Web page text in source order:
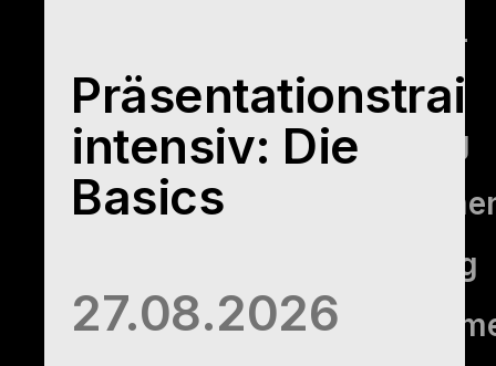
Kommunikations­
training
Extreme Listening
Feedback-Training
Female
intensiv: Die
Basics
27.08.2026